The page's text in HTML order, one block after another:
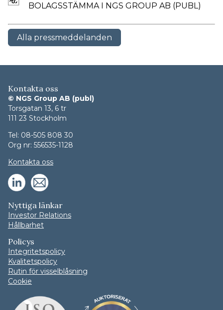
BOLAGSSTÄMMA I NGS GROUP AB (PUBL)
Alla pressmeddelanden
Kontakta oss
© NGS Group AB (publ)
Torsgatan 13, 6 tr
111 23 Stockholm
Tel: 08-505 808 30
Org nr: 556535-1128
Kontakta oss
Nyttiga länkar
Investor Relations
Hållbarhet
Policys
Integritetspolicy
Kvalitetspolicy
Rutin för visselblåsning
Cookie